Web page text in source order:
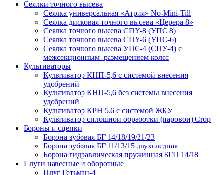
Сеялки точного высева
Сеялка универсальная «Атрия» No-Mini-Till
Сеялка дисковая точного высева «Церера 8»
Сеялка точного высева СПУ-8 (УПС 8)
Сеялка точного высева СПУ-6 (УПС-6)
Сеялка точного высева УПС-4 (СПУ-4) с
межсекционным размещением колес
Культиваторы
Культиватор КНП-5,6 с системой внесения
удобрений
Культиватор КНП-5,6 без системы внесения
удобрений
Культиватор КРН 5.6 с системой ЖКУ
Культиватор сплошной обработки (паровой) Crop
Бороны и сцепки
Борона зубовая БГ 14/18/19/21/23
Борона зубовая БГ 11/13/15 двухследная
Борона гидравлическая пружинная БГП 14/18
Плуги навесные и оборотные
Плуг Гетьман-4